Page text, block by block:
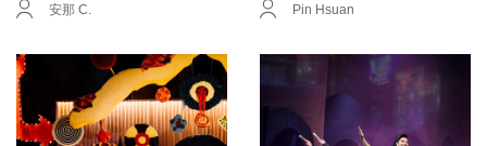
安那 C. Pin Hsuan